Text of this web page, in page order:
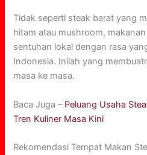
Tidak seperti steak barat yang
hitam atau mushroom,
sentuhan lokal dengan rasa
Indonesia. Inilah yang
masa ke masa.
Baca Juga – Peluang Usaha
Tren Kuliner Masa Kini
Rekomendasi Tempat Makan